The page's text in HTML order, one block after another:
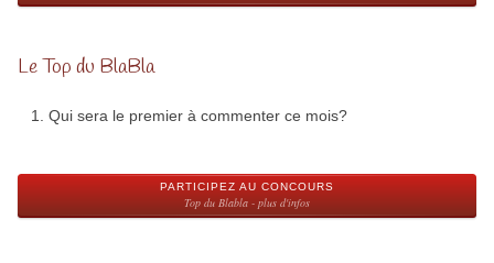
Le Top du BlaBla
Qui sera le premier à commenter ce mois?
PARTICIPEZ AU CONCOURS
Top du Blabla - plus d'infos